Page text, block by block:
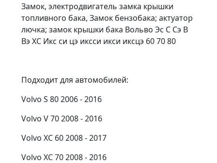
Замок, электродвигатель замка крышки
топливного бака, Замок бензобака; актуатор
лючка; замок крышки бака Вольво Эс С Сэ В
Вэ ХС Икс си цэ иксси икси иксцэ 60 70 80
Подходит для автомобилей:
Volvo S 80 2006 - 2016
Volvo V 70 2008 - 2016
Volvo XC 60 2008 - 2017
Volvo XC 70 2008 - 2016